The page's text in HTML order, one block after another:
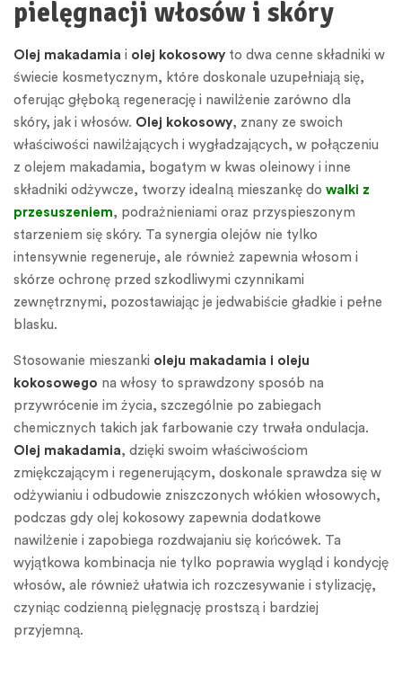
pielęgnacji włosów i skóry
Olej makadamia i olej kokosowy to dwa cenne składniki w
świecie kosmetycznym, które doskonale uzupełniają się,
oferując głęboką regenerację i nawilżenie zarówno dla
skóry, jak i włosów. Olej kokosowy, znany ze swoich
właściwości nawilżających i wygładzających, w połączeniu
z olejem makadamia, bogatym w kwas oleinowy i inne
składniki odżywcze, tworzy idealną mieszankę do walki z
przesuszeniem, podrażnieniami oraz przyspieszonym
starzeniem się skóry. Ta synergia olejów nie tylko
intensywnie regeneruje, ale również zapewnia włosom i
skórze ochronę przed szkodliwymi czynnikami
zewnętrznymi, pozostawiając je jedwabiście gładkie i pełne
blasku.
Stosowanie mieszanki oleju makadamia i oleju
kokosowego na włosy to sprawdzony sposób na
przywrócenie im życia, szczególnie po zabiegach
chemicznych takich jak farbowanie czy trwała ondulacja.
Olej makadamia, dzięki swoim właściwościom
zmiękczającym i regenerującym, doskonale sprawdza się w
odżywianiu i odbudowie zniszczonych włókien włosowych,
podczas gdy olej kokosowy zapewnia dodatkowe
nawilżenie i zapobiega rozdwajaniu się końcówek. Ta
wyjątkowa kombinacja nie tylko poprawia wygląd i kondycję
włosów, ale również ułatwia ich rozczesywanie i stylizację,
czyniąc codzienną pielęgnację prostszą i bardziej
przyjemną.